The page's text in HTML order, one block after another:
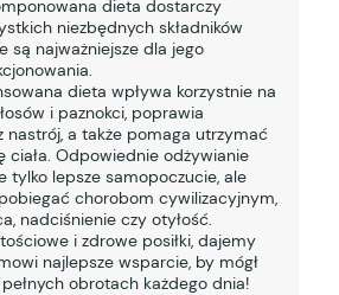
dieta dostarczy
niezbędnych składników
są najważniejsze dla jego
dieta wpływa korzystnie na
i paznokci, poprawia
nastrój, a także pomaga utrzymać
ciała. Odpowiednie odżywianie
tylko lepsze samopoczucie, ale
chorobom cywilizacyjnym,
nadciśnienie czy otyłość.
i zdrowe posiłki, dajemy
najlepsze wsparcie, by mógł
obrotach każdego dnia!